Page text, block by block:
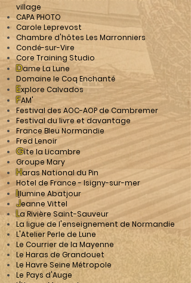
village
CAPA PHOTO
Carole Leprevost
Chambre d'hôtes Les Marronniers
Condé-sur-Vire
Core Training Studio
Dame La Lune
Domaine le Coq Enchanté
Explore Calvados
FAM'
Festival des AOC-AOP de Cambremer
Festival du livre et davantage
France Bleu Normandie
Fred Lenoir
Gîte la Licambre
Groupe Mary
Haras National du Pin
Hotel de France - Isigny-sur-mer
Illumine Abatjour
Jeanne Vittel
La Rivière Saint-Sauveur
La ligue de l'enseignement de Normandie
L'Atelier Perle de Lune
Le Courrier de la Mayenne
Le Haras de Grandouet
Le Havre Seine Métropole
Le Pays d'Auge